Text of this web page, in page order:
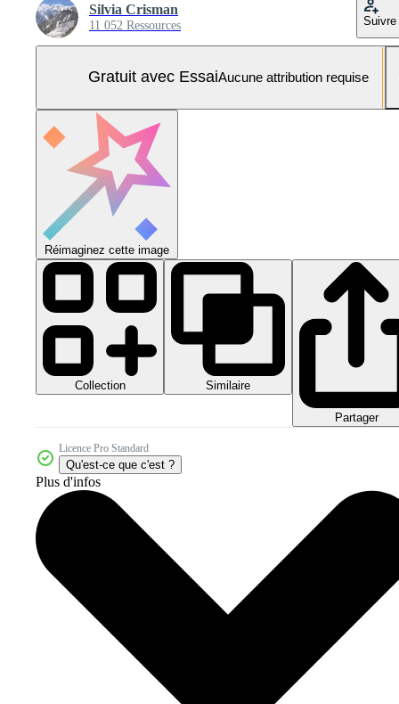
Silvia Crisman
11 052 Ressources Suivre
Gratuit avec EssaiAucune attribution requise
Réimaginez cette image
Collection Similaire
Partager
Licence Pro Standard
Qu'est-ce que c'est ?
Plus d'infos